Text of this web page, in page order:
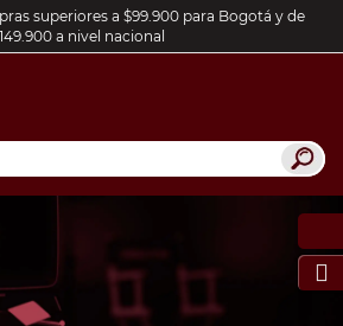
superiores a $99.900 para Bogotá y de
a nivel nacional
